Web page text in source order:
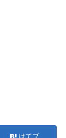
はてブ